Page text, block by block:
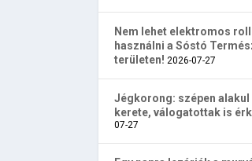
Nem lehet elektromos
használni a Sóstó
területen! 2026-07-27
Jégkorong: szépen alakul
kerete, válogatottak is
07-27